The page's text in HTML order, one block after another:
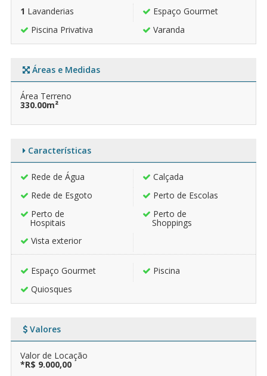
1 Lavanderias
Espaço Gourmet
Piscina Privativa
Varanda
Áreas e Medidas
Área Terreno
330.00m²
Características
Rede de Água
Calçada
Rede de Esgoto
Perto de Escolas
Perto de
Hospitais
Perto de
Shoppings
Vista exterior
Espaço Gourmet
Piscina
Quiosques
Valores
Valor de Locação
*R$ 9.000,00